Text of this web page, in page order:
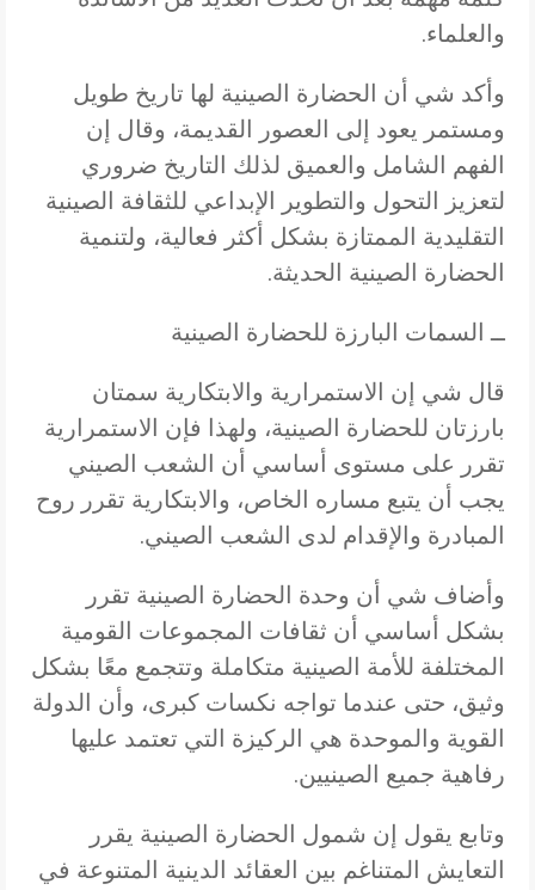
والعلماء.
وأكد شي أن الحضارة الصينية لها تاريخ طويل
ومستمر يعود إلى العصور القديمة، وقال إن
الفهم الشامل والعميق لذلك التاريخ ضروري
لتعزيز التحول والتطوير الإبداعي للثقافة الصينية
التقليدية الممتازة بشكل أكثر فعالية، ولتنمية
الحضارة الصينية الحديثة.
ــ السمات البارزة للحضارة الصينية
قال شي إن الاستمرارية والابتكارية سمتان
بارزتان للحضارة الصينية، ولهذا فإن الاستمرارية
تقرر على مستوى أساسي أن الشعب الصيني
يجب أن يتبع مساره الخاص، والابتكارية تقرر روح
المبادرة والإقدام لدى الشعب الصيني.
وأضاف شي أن وحدة الحضارة الصينية تقرر
بشكل أساسي أن ثقافات المجموعات القومية
المختلفة للأمة الصينية متكاملة وتتجمع معًا بشكل
وثيق، حتى عندما تواجه نكسات كبرى، وأن الدولة
القوية والموحدة هي الركيزة التي تعتمد عليها
رفاهية جميع الصينيين.
وتابع يقول إن شمول الحضارة الصينية يقرر
التعايش المتناغم بين العقائد الدينية المتنوعة في